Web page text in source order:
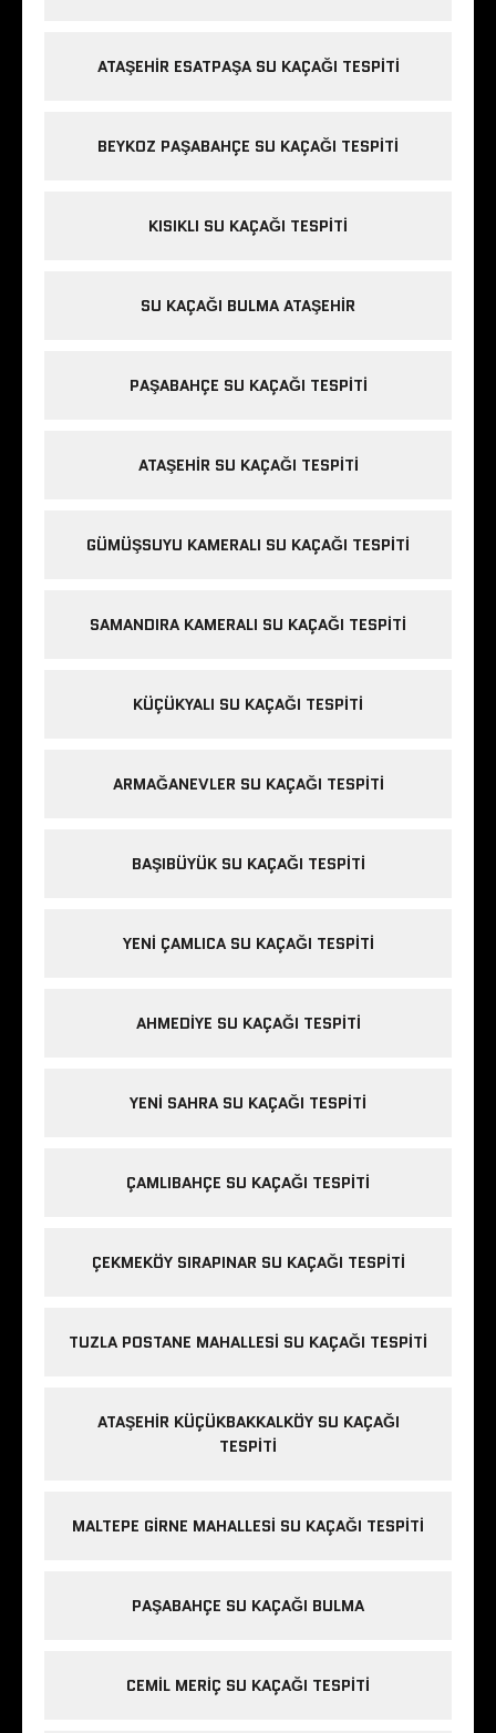
ATAŞEHIR ESATPAŞA SU KAÇAĞI TESPITI
BEYKOZ PAŞABAHÇE SU KAÇAĞI TESPITI
KISIKLI SU KAÇAĞI TESPITI
SU KAÇAĞI BULMA ATAŞEHIR
PAŞABAHÇE SU KAÇAĞI TESPITI
ATAŞEHIR SU KAÇAĞI TESPITI
GÜMÜŞSUYU KAMERALI SU KAÇAĞI TESPITI
SAMANDIRA KAMERALI SU KAÇAĞI TESPITI
KÜÇÜKYALI SU KAÇAĞI TESPITI
ARMAĞANEVLER SU KAÇAĞI TESPITI
BAŞIBÜYÜK SU KAÇAĞI TESPITI
YENI ÇAMLICA SU KAÇAĞI TESPITI
AHMEDIYE SU KAÇAĞI TESPITI
YENI SAHRA SU KAÇAĞI TESPITI
ÇAMLIBAHÇE SU KAÇAĞI TESPITI
ÇEKMEKÖY SIRAPINAR SU KAÇAĞI TESPITI
TUZLA POSTANE MAHALLESI SU KAÇAĞI TESPITI
ATAŞEHIR KÜÇÜKBAKKALKÖY SU KAÇAĞI
TESPITI
MALTEPE GIRNE MAHALLESI SU KAÇAĞI TESPITI
PAŞABAHÇE SU KAÇAĞI BULMA
CEMIL MERIÇ SU KAÇAĞI TESPITI